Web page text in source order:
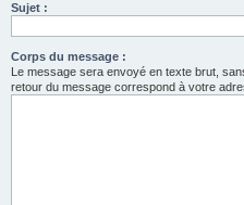
Sujet :
Corps du message :
Le message sera envoyé en texte brut,
retour du message correspond à votre